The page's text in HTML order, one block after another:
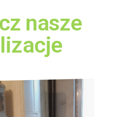
nasze